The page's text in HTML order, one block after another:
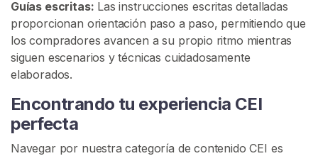
Guías escritas: Las instrucciones escritas detalladas
proporcionan orientación paso a paso, permitiendo que
los compradores avancen a su propio ritmo mientras
siguen escenarios y técnicas cuidadosamente
elaborados.
Encontrando tu experiencia CEI
perfecta
Navegar por nuestra categoría de contenido CEI es
m
e
n
F
m
d
o